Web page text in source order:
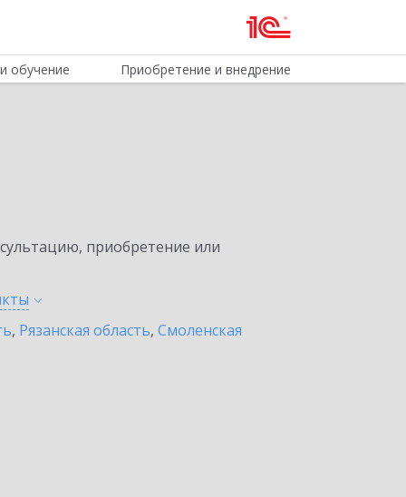
обучение Приобретение и внедрение
приобретение или
, Рязанская область, Смоленская